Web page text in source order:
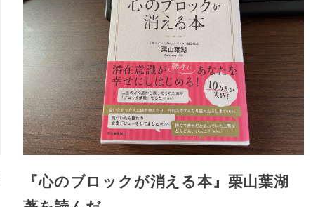
『心のブロックが消える本』栗山葉湖